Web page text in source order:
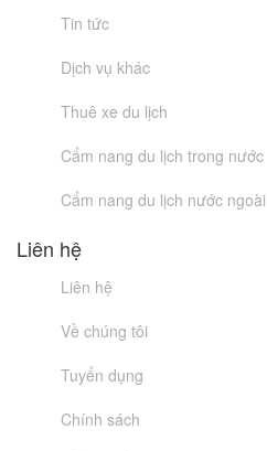
Tin tức
Dịch vụ khác
Thuê xe du lịch
Cẩm nang du lịch trong nước
Cẩm nang du lịch nước ngoài
Liên hệ
Liên hệ
Về chúng tôi
Tuyển dụng
Chính sách